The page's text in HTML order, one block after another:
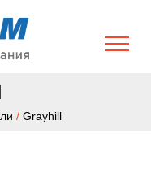
/ Grayhill